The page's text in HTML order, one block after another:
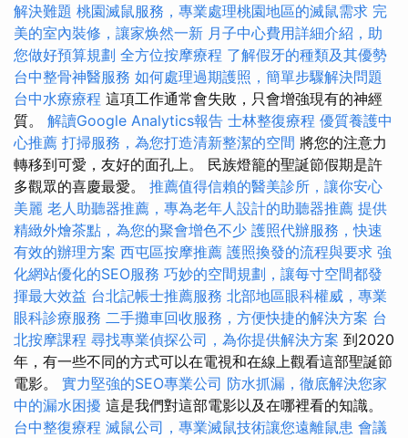
解決難題 桃園滅鼠服務，專業處理桃園地區的滅鼠需求 完
美的室內裝修，讓家焕然一新 月子中心費用詳細介紹，助
您做好預算規劃 全方位按摩療程 了解假牙的種類及其優勢
台中整骨神醫服務 如何處理過期護照，簡單步驟解決問題
台中水療療程 這項工作通常會失敗，只會增強現有的神經
質。 解讀Google Analytics報告 士林整復療程 優質養護中
心推薦 打掃服務，為您打造清新整潔的空間 將您的注意力
轉移到可愛，友好的面孔上。 民族燈籠的聖誕節假期是許
多觀眾的喜慶最愛。 推薦值得信賴的醫美診所，讓你安心
美麗 老人助聽器推薦，專為老年人設計的助聽器推薦 提供
精緻外燴茶點，為您的聚會增色不少 護照代辦服務，快速
有效的辦理方案 西屯區按摩推薦 護照換發的流程與要求 強
化網站優化的SEO服務 巧妙的空間規劃，讓每寸空間都發
揮最大效益 台北記帳士推薦服務 北部地區眼科權威，專業
眼科診療服務 二手攤車回收服務，方便快捷的解決方案 台
北按摩課程 尋找專業偵探公司，為你提供解決方案 到2020
年，有一些不同的方式可以在電視和在線上觀看這部聖誕節
電影。 實力堅強的SEO專業公司 防水抓漏，徹底解決您家
中的漏水困擾 這是我們對這部電影以及在哪裡看的知識。
台中整復療程 滅鼠公司，專業滅鼠技術讓您遠離鼠患 會議